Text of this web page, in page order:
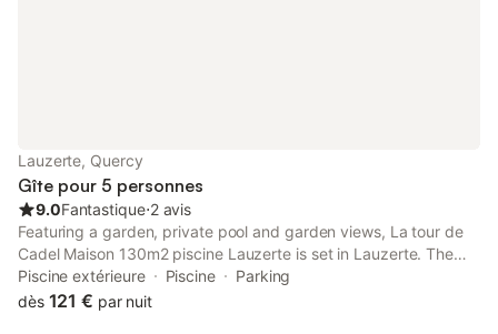
Lauzerte, Quercy
Gîte pour 5 personnes
9.0Fantastique⋅2 avis
Featuring a garden, private pool and garden views, La tour de
Cadel Maison 130m2 piscine Lauzerte is set in Lauzerte. The
property features city and inner courtyard views, and is 32 km
from Espalais Golf Club.
Piscine extérieure Piscine
Parking
dès 121 € par nuit